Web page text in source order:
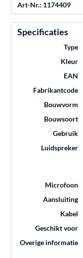
Art-Nr.: 1174409
Specificaties
Type
Kleur
EAN
Fabrikantcode
Bouwvorm
Bouwsoort
Gebruik
Luidspreker
Microfoon
Aansluiting
Kabel
Geschikt voor
Overige informatie